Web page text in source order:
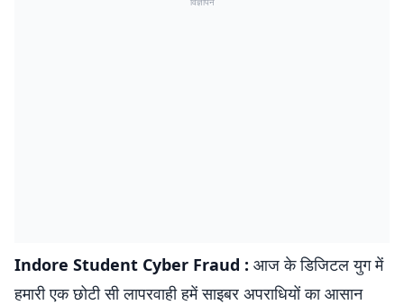
Indore Student Cyber Fraud : आज के डिजिटल युग में
हमारी एक छोटी सी लापरवाही हमें साइबर अपराधियों का आसान